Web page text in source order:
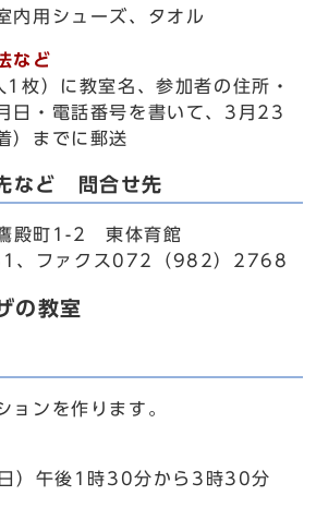
内用シューズ、タオル
など
枚）に教室名、参加者の住所・
日・電話番号を書いて、3月23
）までに郵送
など 問合せ先
殿町1-2 東体育館
、ファクス072（982）2768
の教室
ンを作ります。
）午後1時30分から3時30分